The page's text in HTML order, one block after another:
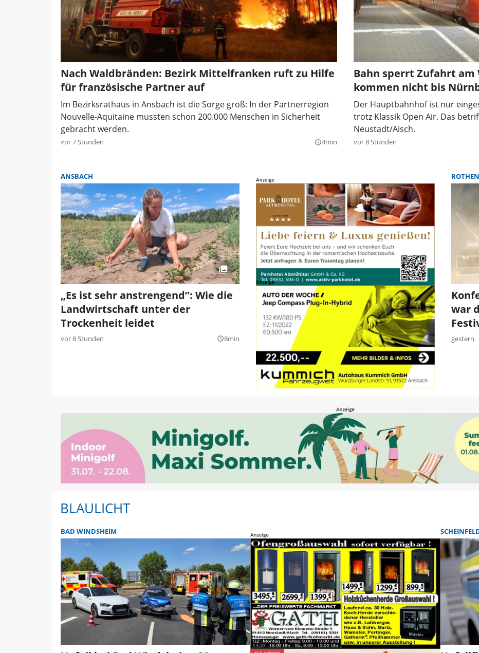
Nach Waldbränden: Bezirk Mittelfranken ruft zu Hilfe
für französische Partner auf
Im Bezirksrathaus in Ansbach ist die Sorge groß: In der Partnerregion
Nouvelle-Aquitaine mussten schon 200.000 Menschen in Sicherheit
gebracht werden.
vor 7 Stunden query_builder4min
Bahn sperrt Zufahrt am
kommen nicht bis
Der Hauptbahnhof ist nur
trotz Klassik Open Air. Das
Neustadt/Aisch.
vor 8 Stunden
ANSBACH
„Es ist sehr anstrengend”: Wie die
Landwirtschaft unter der
Trockenheit leidet
vor 8 Stunden query_builder8min
war
gestern
BLAULICHT
BAD WINDSHEIM